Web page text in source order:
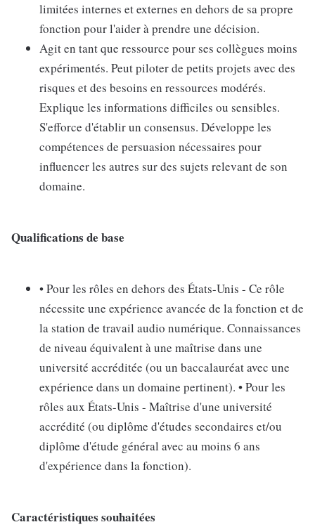
limitées internes et externes en dehors de sa propre
fonction pour l'aider à prendre une décision.
Agit en tant que ressource pour ses collègues moins
expérimentés. Peut piloter de petits projets avec des
risques et des besoins en ressources modérés.
Explique les informations difficiles ou sensibles.
S'efforce d'établir un consensus. Développe les
compétences de persuasion nécessaires pour
influencer les autres sur des sujets relevant de son
domaine.
Qualifications de base
• Pour les rôles en dehors des États-Unis - Ce rôle
nécessite une expérience avancée de la fonction et de
la station de travail audio numérique. Connaissances
de niveau équivalent à une maîtrise dans une
université accréditée (ou un baccalauréat avec une
expérience dans un domaine pertinent). • Pour les
rôles aux États-Unis - Maîtrise d'une université
accrédité (ou diplôme d'études secondaires et/ou
diplôme d'étude général avec au moins 6 ans
d'expérience dans la fonction).
Caractéristiques souhaitées